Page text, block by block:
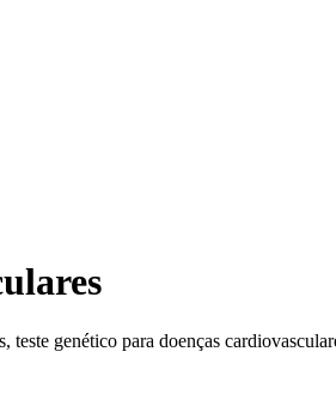
teste genético para doenças